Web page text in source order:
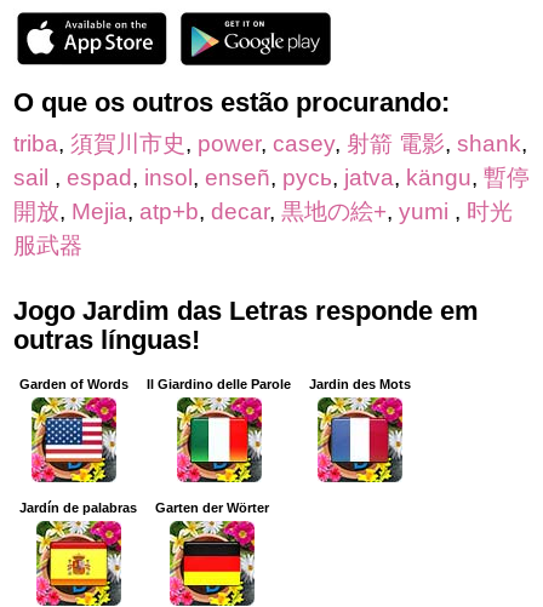
O que os outros estão procurando:
triba, 須賀川市史, power, casey, 射箭 電影, shank,
sail , espad, insol, enseñ, русь, jatva, kängu, 暫停
開放, Mejia, atp+b, decar, 黒地の絵+, yumi , 时光
服武器
Jogo Jardim das Letras responde em
outras línguas!
Garden of Words Il Giardino delle Parole Jardin des Mots
Jardín de palabras Garten der Wörter